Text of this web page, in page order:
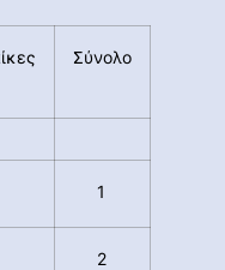
Σύνολο
1
2